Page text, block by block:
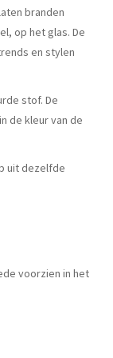
branden
op het glas. De
en stylen
stof. De
de kleur van de
uit dezelfde
voorzien in het